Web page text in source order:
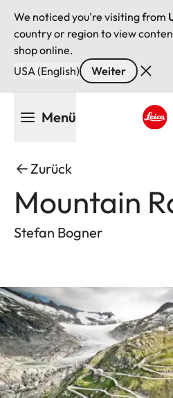
We noticed you're visiting from
country or region to view
shop online.
USA (English)
Weiter
Menü
Zurück
Mountain
Stefan Bogner